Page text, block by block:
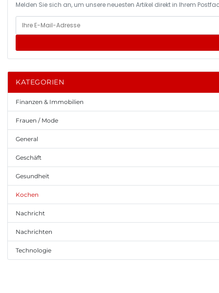
Melden Sie sich an, um unsere neuesten Artikel direkt in Ihrem
KATEGORIEN
Finanzen & Immobilien
Frauen / Mode
General
Geschäft
Gesundheit
Kochen
Nachricht
Nachrichten
Technologie